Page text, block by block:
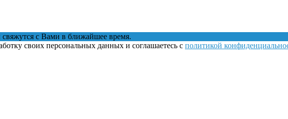
с Вами в ближайшее время.
своих персональных данных и соглашаетесь с политикой